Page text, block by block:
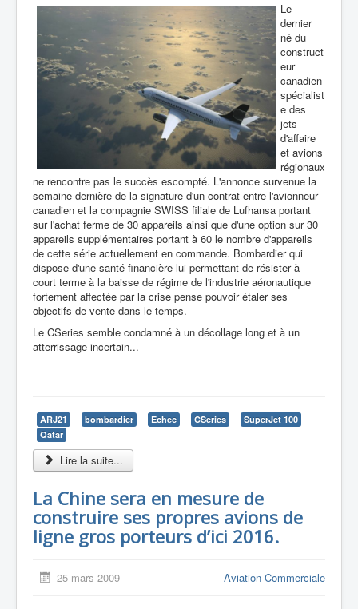
Le
dernier
né du
construct
eur
canadien
spécialist
e des
jets
d'affaire
et avions
régionaux
ne rencontre pas le succès escompté. L'annonce survenue la
semaine dernière de la signature d'un contrat entre l'avionneur
canadien et la compagnie SWISS filiale de Lufhansa portant
sur l'achat ferme de 30 appareils ainsi que d'une option sur 30
appareils supplémentaires portant à 60 le nombre d'appareils
de cette série actuellement en commande. Bombardier qui
dispose d'une santé financière lui permettant de résister à
court terme à la baisse de régime de l'industrie aéronautique
fortement affectée par la crise pense pouvoir étaler ses
objectifs de vente dans le temps.
Le CSeries semble condamné à un décollage long et à un
atterrissage incertain...
ARJ21 bombardier Echec CSeries
SuperJet 100
Qatar
Lire la suite...
La Chine sera en mesure de
construire ses propres avions de
ligne gros porteurs d’ici 2016.
25 mars 2009 Aviation Commerciale